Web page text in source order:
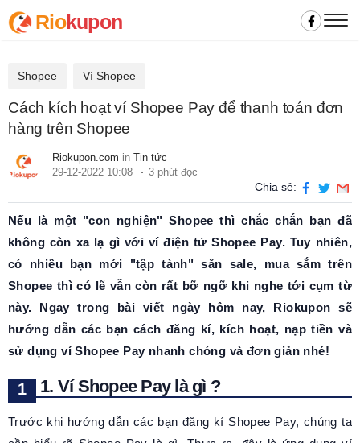
Riokupon
Shopee Ví Shopee
Cách kích hoạt ví Shopee Pay để thanh toán đơn
hàng trên Shopee
Riokupon.com in Tin tức
29-12-2022 10:08
3 phút đọc
Chia sẻ:
Nếu là một "con nghiện" Shopee thì chắc chắn bạn đã
không còn xa lạ gì với ví điện tử Shopee Pay. Tuy nhiên,
có nhiều bạn mới "tập tành" săn sale, mua sắm trên
Shopee thì có lẽ vẫn còn rất bỡ ngỡ khi nghe tới cụm từ
này. Ngay trong bài viết ngày hôm nay, Riokupon sẽ
hướng dẫn các bạn cách đăng kí, kích hoạt, nạp tiền và
sử dụng ví Shopee Pay nhanh chóng và đơn giản nhé!
1. Ví Shopee Pay là gì ?
Trước khi hướng dẫn các bạn đăng kí Shopee Pay, chúng ta